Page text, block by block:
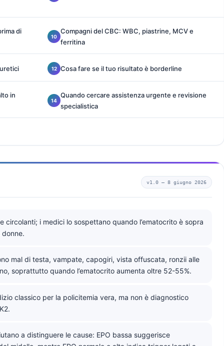
di
Compagni del CBC: WBC, piastrine, MCV e
ferritina
Cosa fare se il tuo risultato è borderline
in
Quando cercare assistenza urgente e revisione
specialistica
v1.0 — 8 giugno 2026
circolanti; i medici lo sospettano quando l’ematocrito è sopra
donne.
mal di testa, vampate, capogiri, vista offuscata, ronzii alle
soprattutto quando l’ematocrito aumenta oltre 52-55%.
classico per la policitemia vera, ma non è diagnostico
a distinguere le cause: EPO bassa suggerisce